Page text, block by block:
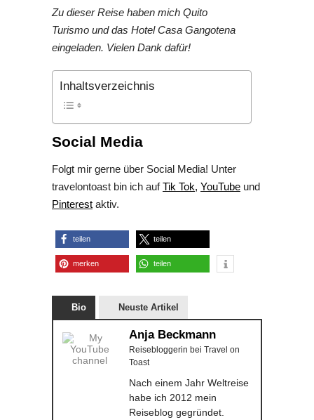
Zu dieser Reise haben mich Quito
Turismo und das Hotel Casa Gangotena
eingeladen. Vielen Dank dafür!
Inhaltsverzeichnis
Social Media
Folgt mir gerne über Social Media! Unter
travelontoast bin ich aufTik Tok, YouTube und
Pinterest aktiv.
teilen teilen
merken teilen
Bio Neuste Artikel
Anja Beckmann
Reisebloggerin bei Travel on
Toast
Nach einem Jahr Weltreise
habe ich 2012 mein
Reiseblog gegründet.